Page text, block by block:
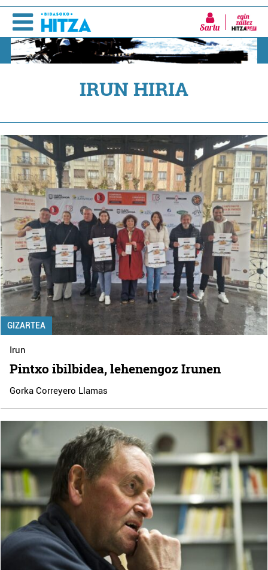
Sartu
IRUN HIRIA
GIZARTEA
Irun
Pintxo ibilbidea, lehenengoz Irunen
Gorka Correyero Llamas